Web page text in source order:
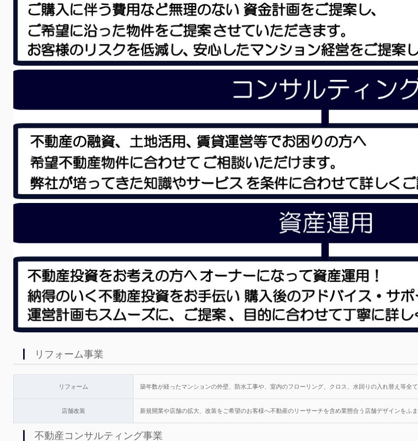
リフォーム事業
リフォーム 築年数が経ったマンションの外壁、防水工事や、室内のフローリング、クロス、水回りの入れ替え等全
店舗改装 新規開業や店舗の拡大、改装をご希望のお客様へ不動産のリーサーチを含め業態合う店舗デザインをふ
不動産コンサルティング事業